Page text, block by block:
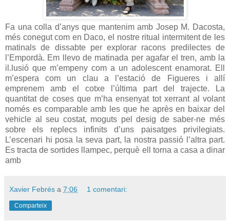
Fa una colla d’anys que mantenim amb Josep M. Dacosta,
més conegut com en Daco, el nostre ritual intermitent de les
matinals de dissabte per explorar racons predilectes de
l’Empordà. Em llevo de matinada per agafar el tren, amb la
il.lusió que m’empeny com a un adolescent enamorat. Ell
m’espera com un clau a l’estació de Figueres i allí
emprenem amb el cotxe l’última part del trajecte. La
quantitat de coses que m’ha ensenyat tot xerrant al volant
només es comparable amb les que he après en baixar del
vehicle al seu costat, moguts pel desig de saber-ne més
sobre els replecs infinits d’uns paisatges privilegiats.
L’escenari hi posa la seva part, la nostra passió l’altra part.
Es tracta de sortides llampec, perquè ell torna a casa a dinar
amb
Xavier Febrés a 7:06 1 comentari:
Comparteix